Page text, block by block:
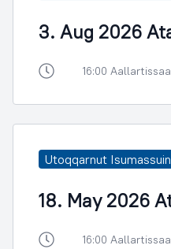
3. Aug 2026
16:00
Utoqqarnut
18. May 2026
16:00